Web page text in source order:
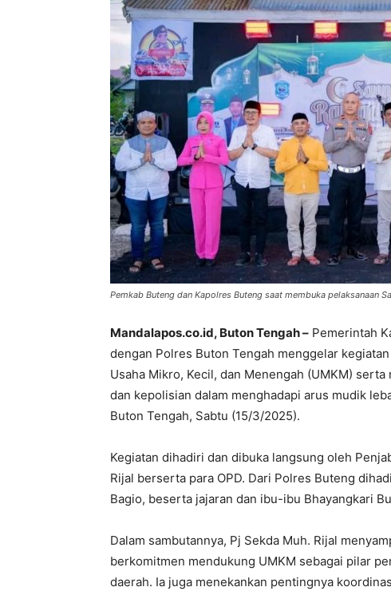
Pemkab Buteng dan Kapolres Buteng saat membuka pelaksanaan
Mandalapos.co.id, Buton Tengah – Pemerintah
dengan Polres Buton Tengah menggelar
Usaha Mikro, Kecil, dan Menengah (UMKM)
dan kepolisian dalam menghadapi arus mudik
Buton Tengah, Sabtu (15/3/2025).
Kegiatan dihadiri dan dibuka langsung oleh
Rijal berserta para OPD. Dari Polres Buteng
Bagio, beserta jajaran dan ibu-ibu Bhayangkari
Dalam sambutannya, Pj Sekda Muh. Rijal
berkomitmen mendukung UMKM sebagai pilar
daerah. Ia juga menekankan pentingnya